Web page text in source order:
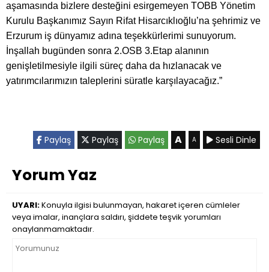
aşamasında bizlere desteğini esirgemeyen TOBB Yönetim
Kurulu Başkanımız Sayın Rifat Hisarcıklıoğlu’na şehrimiz ve
Erzurum iş dünyamız adına teşekkürlerimi sunuyorum.
İnşallah bugünden sonra 2.OSB 3.Etap alanının
genişletilmesiyle ilgili süreç daha da hızlanacak ve
yatırımcılarımızın taleplerini süratle karşılayacağız.”
Paylaş Paylaş Paylaş A A Sesli Dinle
Yorum Yaz
UYARI:Konuyla ilgisi bulunmayan, hakaret içeren cümleler
veya imalar, inançlara saldırı, şiddete teşvik yorumları
onaylanmamaktadır.